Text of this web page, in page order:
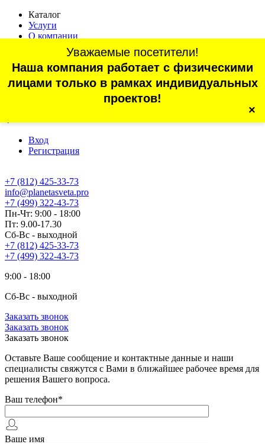
Каталог
Услуги
О компании
Статьи
Контакты
Отзывы
г. Санкт-Петербург, проспект Обуховской Обороны, 70, корп.
Вход
Регистрация
+7 (812) 425-33-73
Уважаемые посетители!
Наша компания работает с физическими
лицами только в рамках индивидуальных
проектов!
×
info@planetasveta.pro
+7 (499) 322-43-73
Пн-Чт: 9:00 - 18:00
Пт: 9.00-17.30
Сб-Вс - выходной
+7 (812) 425-33-73
+7 (499) 322-43-73
9:00 - 18:00
Сб-Вс - выходной
Заказать звонок
Заказать звонок
Заказать звонок
Оставьте Ваше сообщение и контактные данные и наши
специалисты свяжутся с Вами в ближайшее рабочее время для
решения Вашего вопроса.
Ваш телефон*
Ваше имя